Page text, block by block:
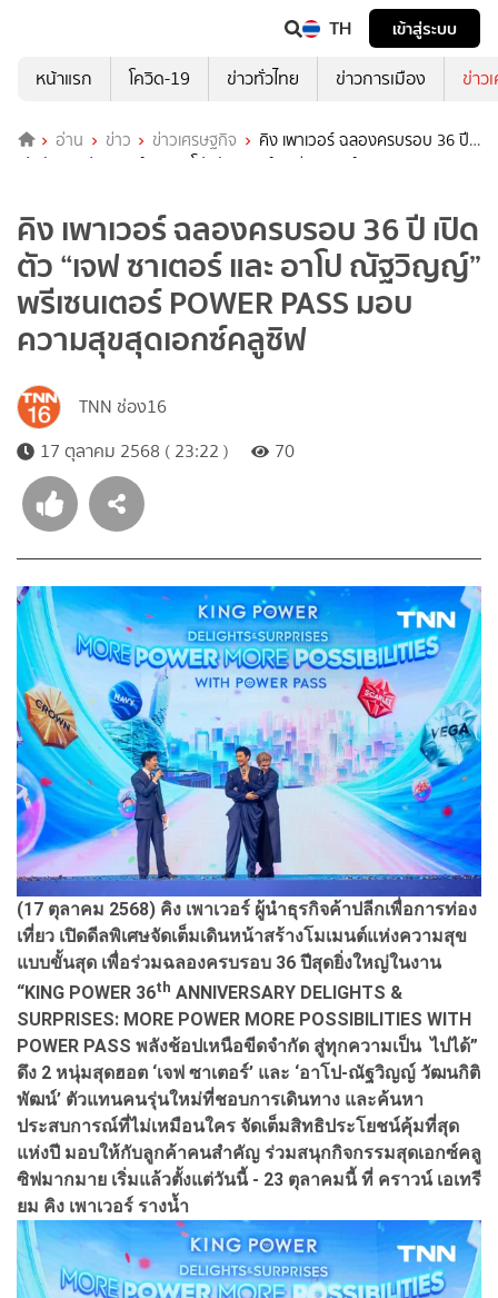
TH
เข้าสู่ระบบ
หน้าแรก
โควิด-19 ข่าวทั่วไทย ข่าวการเมือง ข่าว
อ่าน ข่าว ข่าวเศรษฐกิจ
คิง เพาเวอร์ ฉลองครบรอบ 36 ปี
เปิดตัว “เจฟ ซาเตอร์ และ อาโป ณัฐวิญญ์” พรีเซนเตอร์ POWER PASS
คิง เพาเวอร์ ฉลองครบรอบ 36 ปี เปิด
ตัว “เจฟ ซาเตอร์ และ อาโป ณัฐวิญญ์”
พรีเซนเตอร์ POWER PASS มอบ
ความสุขสุดเอกซ์คลูซิฟ
TNN ช่อง16
17 ตุลาคม 2568 ( 23:22 )
70
(17 ตุลาคม 2568) คิง เพาเวอร์ ผู้นำธุรกิจค้าปลีกเพื่อการท่อง
เที่ยว เปิดดีลพิเศษจัดเต็มเดินหน้าสร้างโมเมนต์แห่งความสุข
แบบขั้นสุด เพื่อร่วมฉลองครบรอบ 36 ปีสุดยิ่งใหญ่ในงาน
“KING POWER 36th ANNIVERSARY DELIGHTS &
SURPRISES: MORE POWER MORE POSSIBILITIES WITH
POWER PASS พลังช้อปเหนือขีดจำกัด สู่ทุกความเป็น ไปได้”
ดึง 2 หนุ่มสุดฮอต ‘เจฟ ซาเตอร์’ และ ‘อาโป-ณัฐวิญญ์ วัฒนกิติ
พัฒน์’ ตัวแทนคนรุ่นใหม่ที่ชอบการเดินทาง และค้นหา
ประสบการณ์ที่ไม่เหมือนใคร จัดเต็มสิทธิประโยชน์คุ้มที่สุด
แห่งปี มอบให้กับลูกค้าคนสำคัญ ร่วมสนุกกิจกรรมสุดเอกซ์คลู
ซิฟมากมาย เริ่มแล้วตั้งแต่วันนี้ - 23 ตุลาคมนี้ ที่ คราวน์ เอเทรี
ยม คิง เพาเวอร์ รางน้ำ